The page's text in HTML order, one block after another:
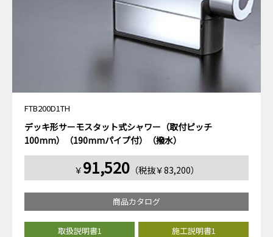
FTB200D1TH
デッキ形サーモスタット式シャワー（取付ピッチ
100mm）（190mmパイプ付）（撥水）
￥ 91,520（税抜￥83,200）
商品カタログ
取扱説明書1
施工説明書1